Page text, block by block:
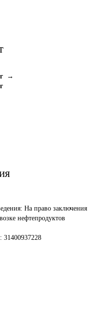
→
На право заключения
нефтепродуктов
31400937228